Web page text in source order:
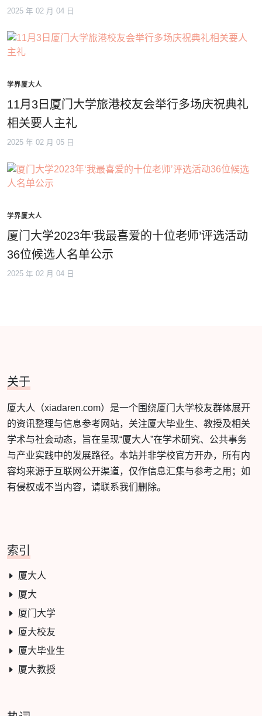
2025 年 02 月 04 日
学界厦大人
11月3日厦门大学旅港校友会举行多场庆祝典礼
相关要人主礼
2025 年 02 月 05 日
学界厦大人
厦门大学2023年‘我最喜爱的十位老师’评选活动
36位候选人名单公示
2025 年 02 月 04 日
关于
厦大人（xiadaren.com）是一个围绕厦门大学校友群体展开
的资讯整理与信息参考网站，关注厦大毕业生、教授及相关
学术与社会动态，旨在呈现“厦大人”在学术研究、公共事务
与产业实践中的发展路径。本站并非学校官方开办，所有内
容均来源于互联网公开渠道，仅作信息汇集与参考之用；如
有侵权或不当内容，请联系我们删除。
索引
厦大人
厦大
厦门大学
厦大校友
厦大毕业生
厦大教授